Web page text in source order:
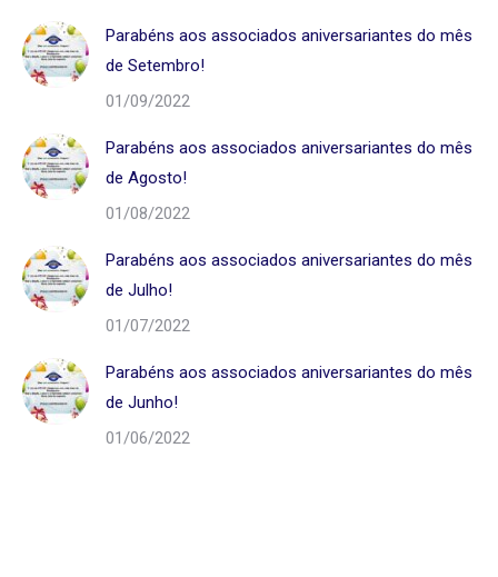
Parabéns aos associados aniversariantes do mês
de Setembro!
01/09/2022
Parabéns aos associados aniversariantes do mês
de Agosto!
01/08/2022
Parabéns aos associados aniversariantes do mês
de Julho!
01/07/2022
Parabéns aos associados aniversariantes do mês
de Junho!
01/06/2022